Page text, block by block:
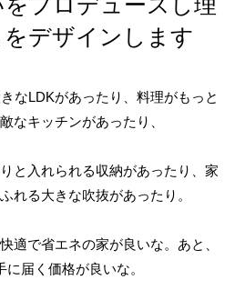
デザインします
なLDKがあったり、料理がもっと
なキッチンがあったり、
と入れられる収納があったり、家
れる大きな吹抜があったり。
適で省エネの家が良いな。あと、
に届く価格が良いな。